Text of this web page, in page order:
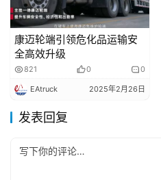
康迈轮端引领危化品运输安
全高效升级
821 0 0
EAtruck 2025年2月26日
发表回复